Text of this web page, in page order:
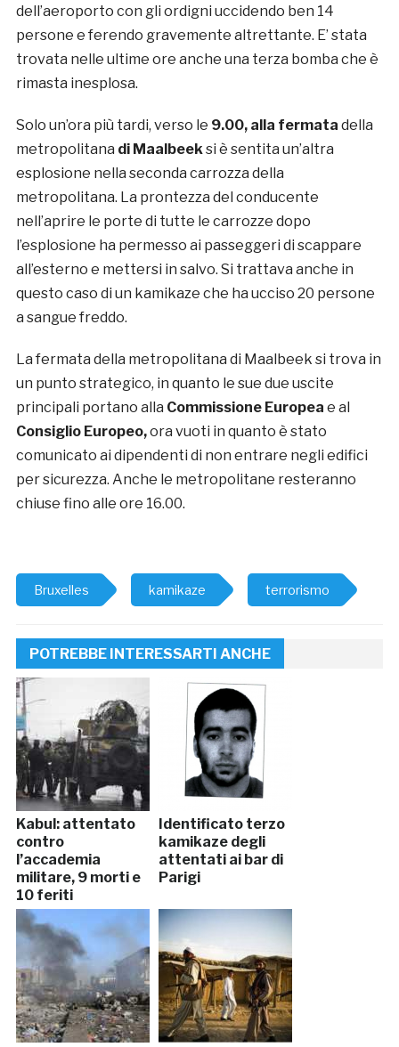
dell’aeroporto con gli ordigni uccidendo ben 14
persone e ferendo gravemente altrettante. E’ stata
trovata nelle ultime ore anche una terza bomba che è
rimasta inesplosa.
Solo un’ora più tardi, verso le 9.00, alla fermata della
metropolitana di Maalbeek si è sentita un’altra
esplosione nella seconda carrozza della
metropolitana. La prontezza del conducente
nell’aprire le porte di tutte le carrozze dopo
l’esplosione ha permesso ai passeggeri di scappare
all’esterno e mettersi in salvo. Si trattava anche in
questo caso di un kamikaze che ha ucciso 20 persone
a sangue freddo.
La fermata della metropolitana di Maalbeek si trova in
un punto strategico, in quanto le sue due uscite
principali portano alla Commissione Europea e al
Consiglio Europeo,ora vuoti in quanto è stato
comunicato ai dipendenti di non entrare negli edifici
per sicurezza. Anche le metropolitane resteranno
chiuse fino alle ore 16.00.
Bruxelles kamikaze terrorismo
POTREBBE INTERESSARTI ANCHE
Kabul: attentato
contro
l’accademia
militare, 9 morti e
10 feriti
Identificato terzo
kamikaze degli
attentati ai bar di
Parigi